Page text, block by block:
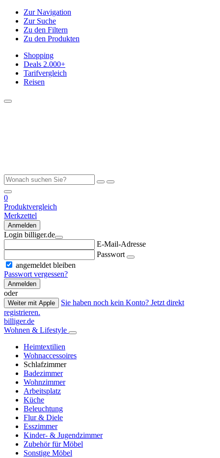
Zur Navigation
Zur Suche
Zu den Filtern
Zu den Produkten
Shopping
Deals 2.000+
Tarifvergleich
Reisen
0
Produktvergleich
Merkzettel
Anmelden
Login billiger.de
E-Mail-Adresse
Passwort
angemeldet bleiben
Passwort vergessen?
Anmelden
oder
Weiter mit Apple
Sie haben noch kein Konto? Jetzt direkt
registrieren.
billiger.de
Wohnen & Lifestyle
Heimtextilien
Wohnaccessoires
Schlafzimmer
Badezimmer
Wohnzimmer
Arbeitsplatz
Küche
Beleuchtung
Flur & Diele
Esszimmer
Kinder- & Jugendzimmer
Zubehör für Möbel
Sonstige Möbel